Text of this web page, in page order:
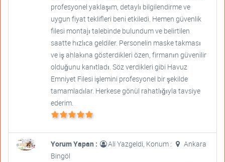
profesyonel yaklaşım, detaylı bilgilendirme ve
uygun fiyat teklifleri beni etkiledi. Hemen güvenlik
filesi montajı talebinde bulundum ve belirtilen
saatte hızlıca geldiler. Personelin maske takması
ve iş ahlakına gösterdikleri özen, firmanın güvenilir
olduğunu kanıtladı. Söz verdikleri gibi Havuz
Emniyet Filesi işlemini profesyonel bir şekilde
tamamladılar. Herkese gönül rahatlığıyla tavsiye
ederim.
Yorum Yapan : Ali Yazgeldi, Konum :
Ankara
Bingöl